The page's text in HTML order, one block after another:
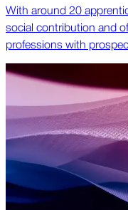
With around 20
social contribution and
professions with